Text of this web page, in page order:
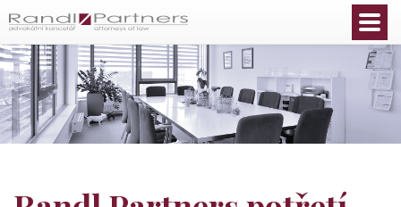
Čeština